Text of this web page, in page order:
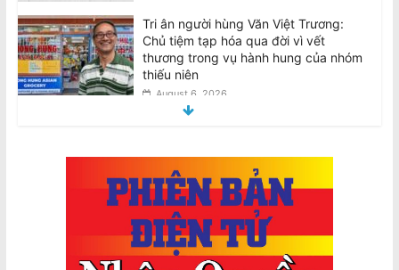
Tri ân người hùng Văn Việt Trương:
Chủ tiệm tạp hóa qua đời vì vết
thương trong vụ hành hung của nhóm
thiếu niên
August 6, 2026
suffered in teen group bashing
August 6, 2026
Biểu Tình Phản Đối Chuyến Công Du
của Tô Lâm tại Úc, T.Bảy 8/8 @2pm
trước Tòa Nhà Quốc Hội VIC